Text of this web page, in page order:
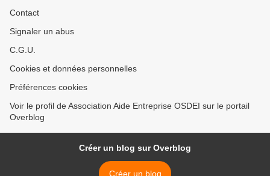
Contact
Signaler un abus
C.G.U.
Cookies et données personnelles
Préférences cookies
Voir le profil de Association Aide Entreprise OSDEI sur le portail
Overblog
Créer un blog sur Overblog
Créer un blog